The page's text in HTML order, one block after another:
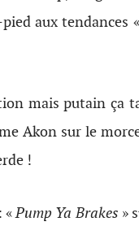
aux tendances
mais putain ça
Akon sur le
!
«Pump Ya Brakes »